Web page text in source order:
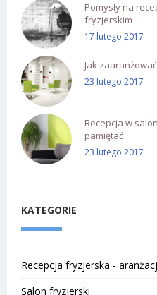
Pomysły na
fryzjerskim
17 lutego 2017
Jak
23 lutego 2017
Recepcja w
pamiętać
23 lutego 2017
KATEGORIE
Recepcja fryzjerska -
Salon fryzjerski